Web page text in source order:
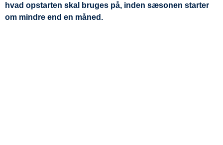
hvad opstarten skal bruges på, inden sæsonen starter
om mindre end en måned.